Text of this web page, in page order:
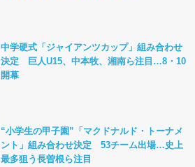
中学硬式「ジャイアンツカップ」組み合わせ
決定 巨人U15、中本牧、湘南ら注目…8・10
開幕
“小学生の甲子園”「マクドナルド・トーナメ
ント」組み合わせ決定 53チーム出場…史上
最多狙う長曽根ら注目